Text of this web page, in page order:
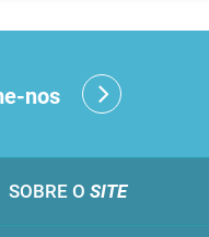
nos
SOBRE O SITE